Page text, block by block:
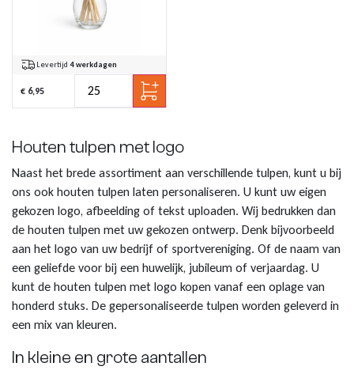
Levertijd 4 werkdagen
€ 6,95
Houten tulpen met logo
Naast het brede assortiment aan verschillende tulpen, kunt u bij
ons ook houten tulpen laten personaliseren. U kunt uw eigen
gekozen logo, afbeelding of tekst uploaden. Wij bedrukken dan
de houten tulpen met uw gekozen ontwerp. Denk bijvoorbeeld
aan het logo van uw bedrijf of sportvereniging. Of de naam van
een geliefde voor bij een huwelijk, jubileum of verjaardag. U
kunt de houten tulpen met logo kopen vanaf een oplage van
honderd stuks. De gepersonaliseerde tulpen worden geleverd in
een mix van kleuren.
In kleine en grote aantallen